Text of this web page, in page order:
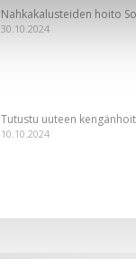
Nahkakalusteiden hoito
30.10.2024
Tutustu uuteen
10.10.2024